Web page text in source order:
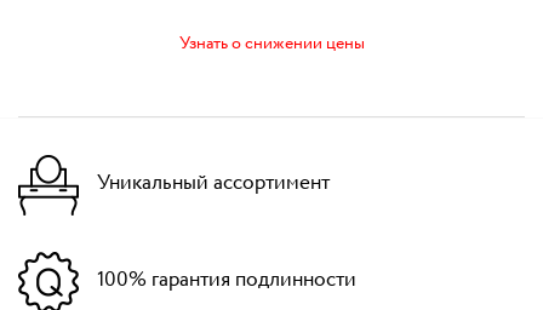
Узнать о снижении цены
Уникальный ассортимент
100% гарантия подлинности